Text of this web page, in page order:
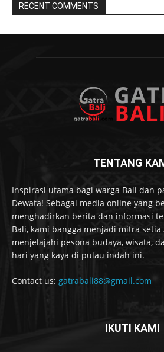
RECENT COMMENTS
TENTANG
Inspirasi utama bagi warga Bali dan
Dewata! Sebagai media online yang
menghadirkan berita dan informasi
Bali, kami bangga menjadi mitra setia
menjelajahi pesona budaya, wisata,
hari yang kaya di pulau indah ini.
Contact us: gatrabali88@gmail.com
IKUTI KAMI